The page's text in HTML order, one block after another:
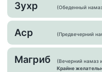
Зухр (Обеденный
Аср (Предвечерний
Магриб
(Вечерний намаз
Крайне